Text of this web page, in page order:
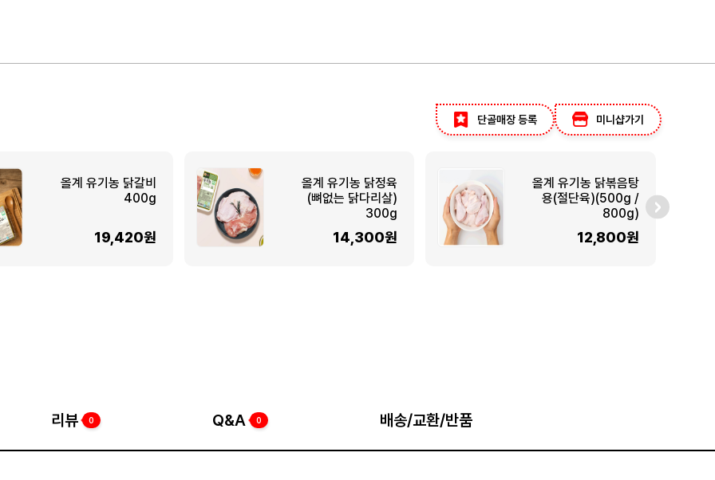
단골매장 등록 미니샵가기
올계 유기농 닭갈비
400g
19,420원
올계 유기농 닭정육
(뼈없는 닭다리살)
300g
14,300원
올계 유기농 닭볶음탕
용(절단육)(500g /
800g)
12,800원
리뷰 0 Q&A 0 배송/교환/반품